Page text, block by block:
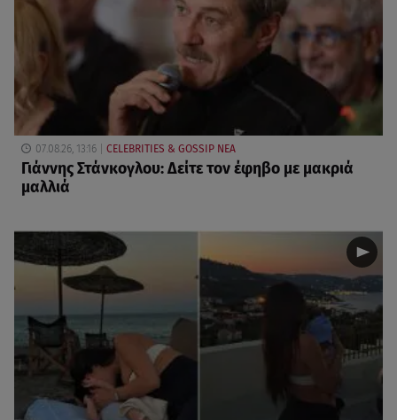
07.08.26, 13:16 CELEBRITIES & GOSSIP ΝΕΑ
Γιάννης Στάνκογλου: Δείτε τον έφηβο με μακριά
μαλλιά